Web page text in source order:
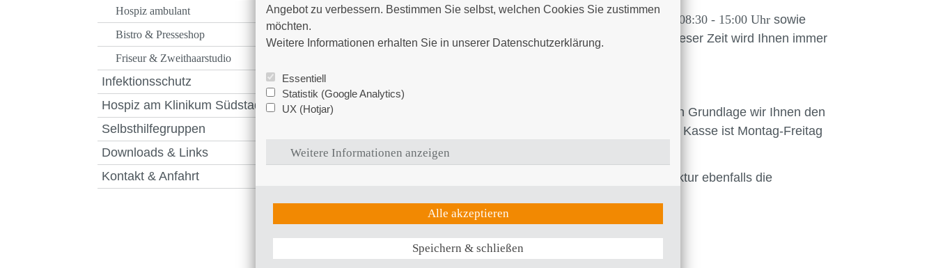
Hospiz ambulant
Bistro & Presseshop
Friseur & Zweithaarstudio
Infektionsschutz
Hospiz am Klinikum Südstadt
Selbsthilfegruppen
Downloads & Links
Kontakt & Anfahrt
Montag bis Donnerstag von 08:30 - 15:00 Uhr sowie
Freitag von 8:30 bis 12:00 Uhrin der Prosektur erfolgen. In dieser Zeit wird Ihnen immer
Finden Sie sich bitte zuerst mit der Vollmacht - auf deren Grundlage wir Ihnen den
Verstorbenen übergeben können - in der Kasse ein. Die Kasse ist Montag-Freitag
von 8:30 bis 12:00 Uhr geöffnet.
Danach übergeben wir Ihnen in den Räumen der Prosektur ebenfalls die
Ihr Klinikum Südstadt Rostock
Angebot zu verbessern. Bestimmen Sie selbst, welchen Cookies Sie zustimmen
möchten.
Weitere Informationen erhalten Sie in unserer Datenschutzerklärung.
Essentiell
Statistik (Google Analytics)
UX (Hotjar)
Weitere Informationen anzeigen
Alle akzeptieren
Speichern & schließen